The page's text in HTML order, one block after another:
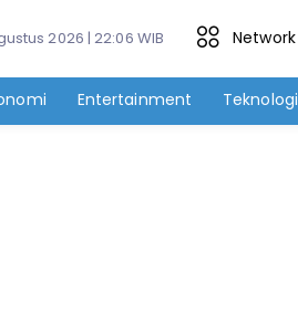
2026 | 22:06 WIB Network
Entertainment Teknologi